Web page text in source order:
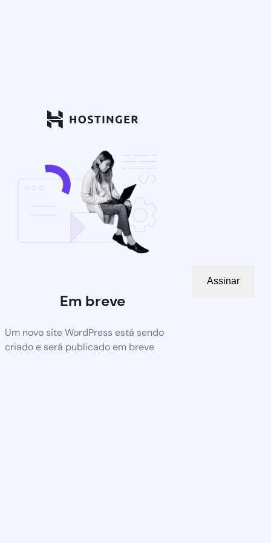
Em breve
Um novo site WordPress está sendo
criado e será publicado em breve
Assinar